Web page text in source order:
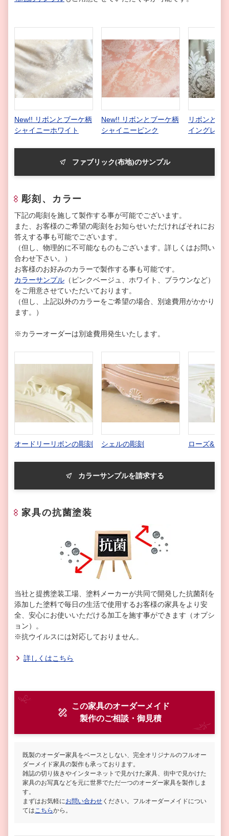
New!! リボンとブーケ柄
シャイニーホワイト
New!! リボンとブーケ柄
シャイニーピンク
リボンとブ
イングレー
ファブリック(布地)のサンプル
彫刻、カラー
下記の彫刻を施して製作する事が可能でございます。
また、お客様のご希望の彫刻をお知らせいただければそれにお
答えする事も可能でございます。
（但し、物理的に不可能なものもございます。詳しくはお問い
合わせ下さい。）
お客様のお好みのカラーで製作する事も可能です。
カラーサンプル （ピンクベージュ、ホワイト、ブラウンなど）
をご用意させていただいております。
（但し、上記以外のカラーをご希望の場合、別途費用がかかり
ます。）
※カラーオーダーは別途費用発生いたします。
オードリーリボンの彫刻 シェルの彫刻 ローズ&リ
カラーサンプルを請求する
家具の抗菌塗装
当社と提携塗装工場、塗料メーカーが共同で開発した抗菌剤を
添加した塗料で毎日の生活で使用するお客様の家具をより安
全、安心にお使いいただける加工を施す事ができます（オプシ
ョン）。
※抗ウイルスには対応しておりません。
詳しくはこちら
この家具のオーダーメイド
製作のご相談・御見積
既製のオーダー家具をベースとしない、完全オリジナルのフルオー
ダーメイド家具の製作も承っております。
雑誌の切り抜きやインターネットで見かけた家具、街中で見かけた
家具のお写真などを元に世界でただ一つのオーダー家具を製作しま
す。
まずはお気軽にお問い合わせ ください。フルオーダーメイドについ
ては こちらから。